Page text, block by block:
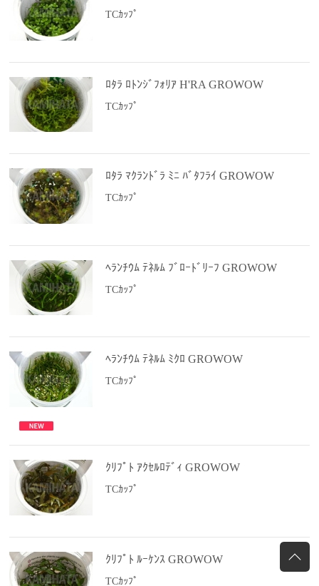
TCｶｯﾌﾟ
ﾛﾀﾗ ﾛﾄﾝｼﾞﾌｫﾘｱ H'RA GROWOW
TCｶｯﾌﾟ
ﾛﾀﾗ ﾏｸﾗﾝﾄﾞﾗ ﾐﾆ ﾊﾞﾀﾌﾗｲ GROWOW
TCｶｯﾌﾟ
ﾍﾗﾝﾁｳﾑ ﾃﾈﾙﾑ ﾌﾞﾛｰﾄﾞﾘｰﾌ GROWOW
TCｶｯﾌﾟ
ﾍﾗﾝﾁｳﾑ ﾃﾈﾙﾑ ﾐｸﾛ GROWOW
TCｶｯﾌﾟ
ｸﾘﾌﾟﾄ ｱｸｾﾙﾛﾃﾞｨ GROWOW
TCｶｯﾌﾟ
ｸﾘﾌﾟﾄ ﾙｰｹﾝｽ GROWOW
TCｶｯﾌﾟ